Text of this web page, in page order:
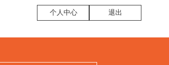
个人中心 退出